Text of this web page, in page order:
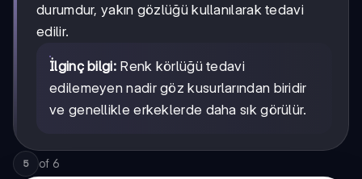
durumdur, yakın gözlüğü kullanılarak tedavi
edilir.
İlginç bilgi:Renk körlüğü tedavi
edilemeyen nadir göz kusurlarından biridir
ve genellikle erkeklerde daha sık görülür.
5 of 6